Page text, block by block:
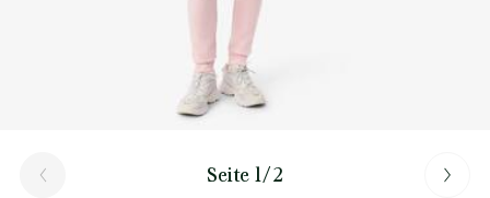
Seite 1/2